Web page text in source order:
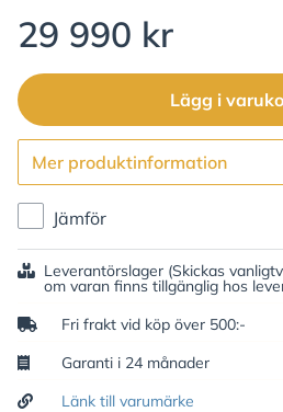
29 990 kr
Lägg i
Gå till
Mer produktinformation
Jämför
Leverantörslager (Skickas
om varan finns tillgänglig hos
Fri frakt vid köp över 500:-
Garanti i 24 månader
Länk till varumärke